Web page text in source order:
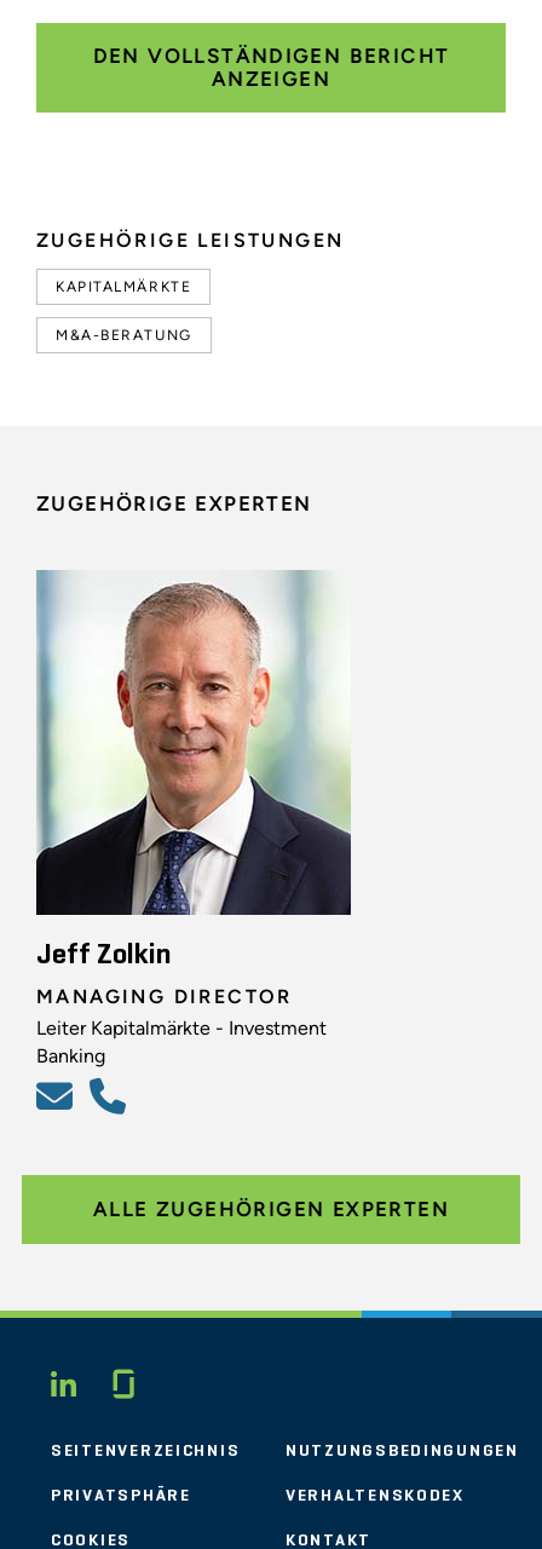
ZUGEHÖRIGE LEISTUNGEN
KAPITALMÄRKTE
M&A-BERATUNG
DEN VOLLSTÄNDIGEN BERICHT
ANZEIGEN
ZUGEHÖRIGE EXPERTEN
Jeff Zolkin
MANAGING DIRECTOR
Leiter Kapitalmärkte - Investment
Banking
ALLE ZUGEHÖRIGEN EXPERTEN
LINKEDIN
SEITENVERZEICHNIS NUTZUNGSBEDINGUNGEN
PRIVATSPHÄRE VERHALTENSKODEX
COOKIES KONTAKT